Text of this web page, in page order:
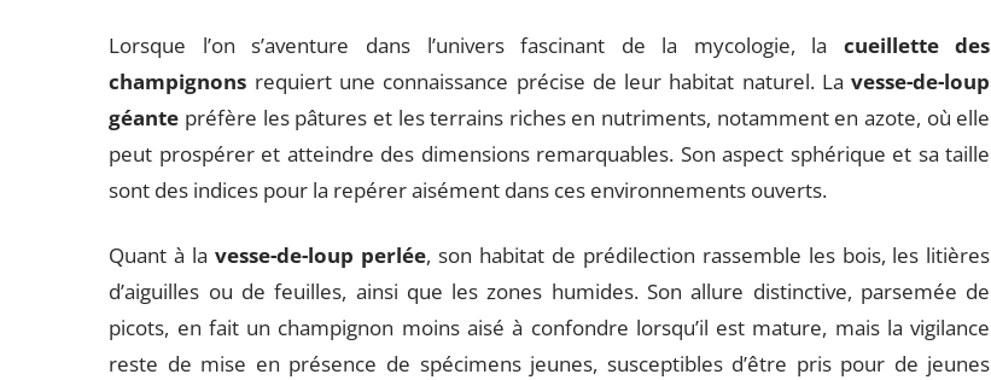
Lorsque l’on s’aventure dans l’univers fascinant de la mycologie, la cueillette des
champignons requiert une connaissance précise de leur habitat naturel. Lavesse-de-loup
géante préfère les pâtures et les terrains riches en nutriments, notamment en azote, où elle
peut prospérer et atteindre des dimensions remarquables. Son aspect sphérique et sa taille
sont des indices pour la repérer aisément dans ces environnements ouverts.
Quant à lavesse-de-loup perlée, son habitat de prédilection rassemble les bois, les litières
d’aiguilles ou de feuilles, ainsi que les zones humides. Son allure distinctive, parsemée de
picots, en fait un champignon moins aisé à confondre lorsqu’il est mature, mais la vigilance
reste de mise en présence de spécimens jeunes, susceptibles d’être pris pour de jeunes